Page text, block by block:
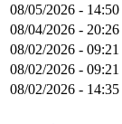
08/05/2026 - 14:50
08/04/2026 - 20:26
08/02/2026 - 09:21
08/02/2026 - 09:21
08/02/2026 - 14:35